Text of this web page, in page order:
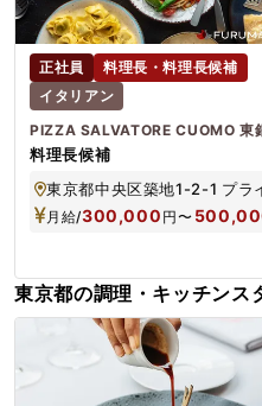
正社員
料理長・料理長候補
イタリアン
PIZZA SALVATORE CUOMO 東
料理長候補
月給/300,000 円〜
東京都の調理・キッチンス